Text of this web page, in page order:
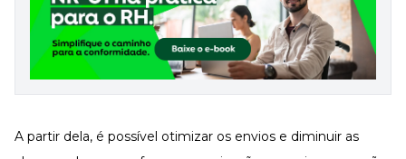
A partir dela, é possível otimizar os envios e diminuir as